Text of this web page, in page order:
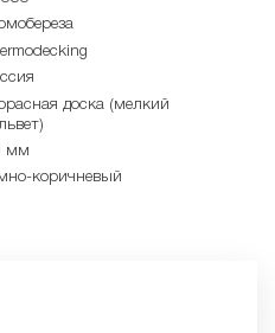
доска (мелкий
мм
коричневый